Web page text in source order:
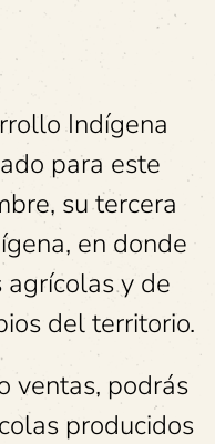
Indígena
para este
su tercera
en donde
y de
del territorio.
ventas, podrás
producidos